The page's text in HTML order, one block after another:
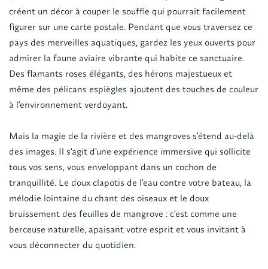
créent un décor à couper le souffle qui pourrait facilement
figurer sur une carte postale. Pendant que vous traversez ce
pays des merveilles aquatiques, gardez les yeux ouverts pour
admirer la faune aviaire vibrante qui habite ce sanctuaire.
Des flamants roses élégants, des hérons majestueux et
même des pélicans espiègles ajoutent des touches de couleur
à l'environnement verdoyant.
Mais la magie de la rivière et des mangroves s'étend au-delà
des images. Il s'agit d'une expérience immersive qui sollicite
tous vos sens, vous enveloppant dans un cochon de
tranquillité. Le doux clapotis de l'eau contre votre bateau, la
mélodie lointaine du chant des oiseaux et le doux
bruissement des feuilles de mangrove : c'est comme une
berceuse naturelle, apaisant votre esprit et vous invitant à
vous déconnecter du quotidien.